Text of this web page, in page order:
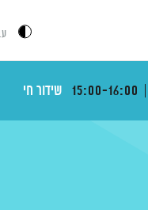
15:00-16:00 שידור חי